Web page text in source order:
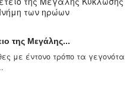
της Μεγάλης...
με έντονο τρόπο τα γεγονότα